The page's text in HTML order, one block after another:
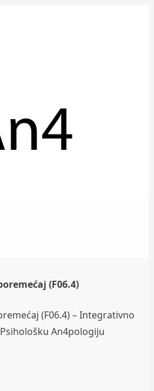
(F06.4)
(F06.4) – Integrativno
An4pologiju